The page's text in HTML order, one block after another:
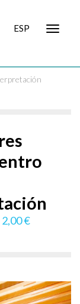
Toggle
ESP
€